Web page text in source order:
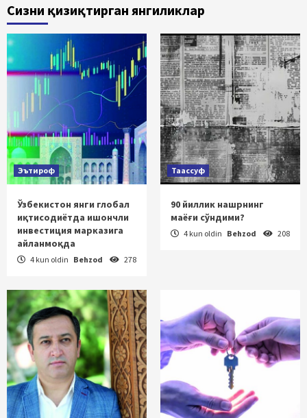
Сизни қизиқтирган янгиликлар
Эътироф
Ўзбекистон янги глобал
иқтисодиётда ишончли
инвестиция марказига
айланмоқда
4 kun oldin Behzod 278
Таассуф
90 йиллик нашрнинг
маёғи сўндими?
4 kun oldin Behzod 208